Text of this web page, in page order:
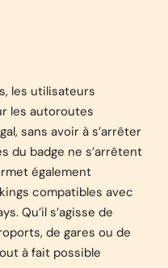
s, les utilisateurs
les autoroutes
sans avoir à s’arrêter
du badge ne s’arrêtent
également
compatibles avec
Qu’il s’agisse de
de gares ou de
à fait possible